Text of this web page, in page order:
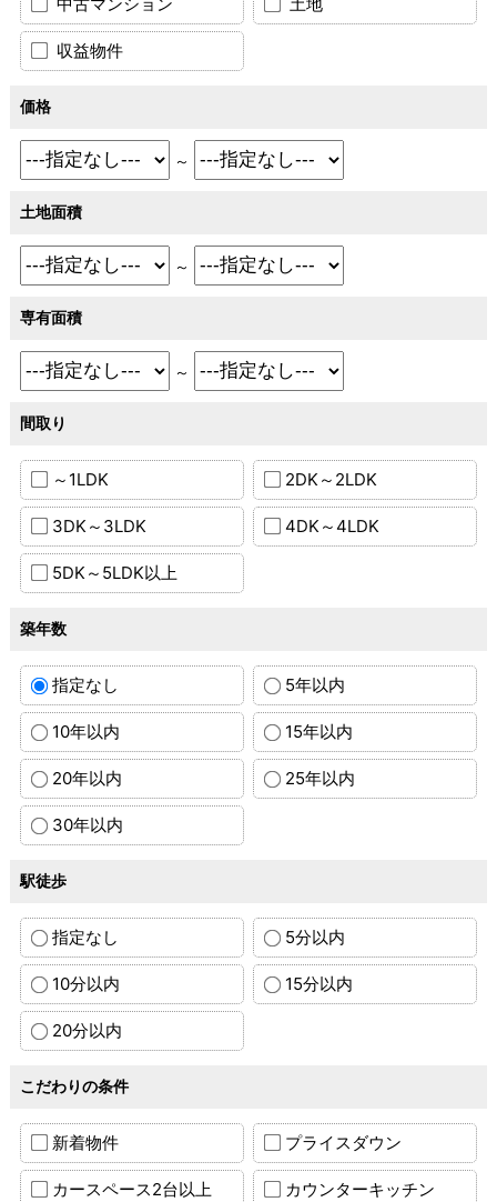
収益物件
価格
～
土地面積
～
専有面積
～
間取り
～1LDK 2DK～2LDK
3DK～3LDK 4DK～4LDK
5DK～5LDK以上
築年数
指定なし 5年以内
10年以内 15年以内
20年以内 25年以内
30年以内
駅徒歩
指定なし 5分以内
10分以内 15分以内
20分以内
こだわりの条件
新着物件 プライスダウン
カースペース2台以上 カウンターキッチン